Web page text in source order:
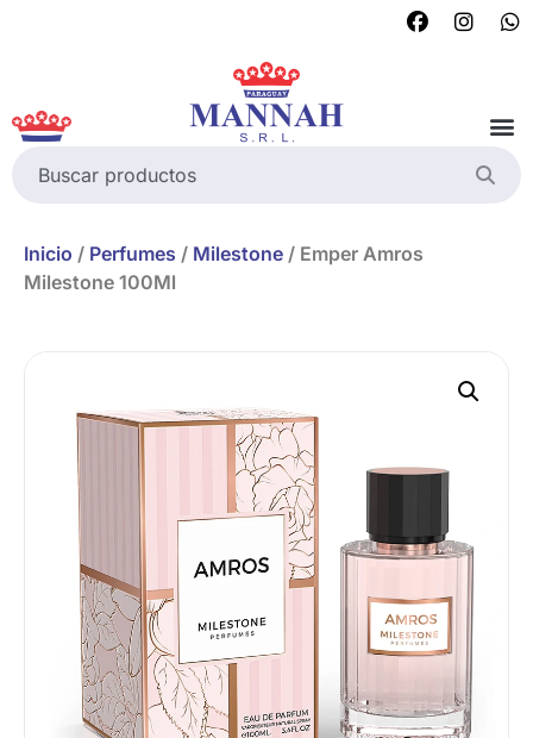
Inicio / Perfumes / Milestone / Emper Amros
Milestone 100Ml